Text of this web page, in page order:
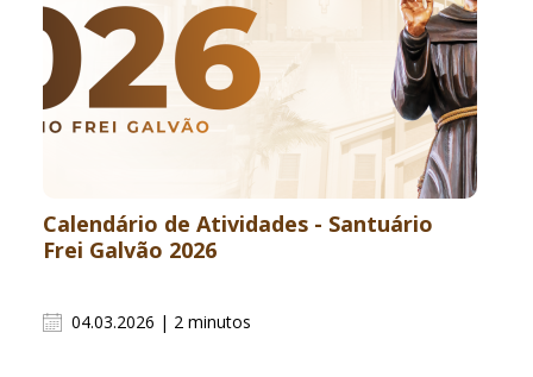
Calendário de Atividades - Santuário
Frei Galvão 2026
04.03.2026 | 2 minutos